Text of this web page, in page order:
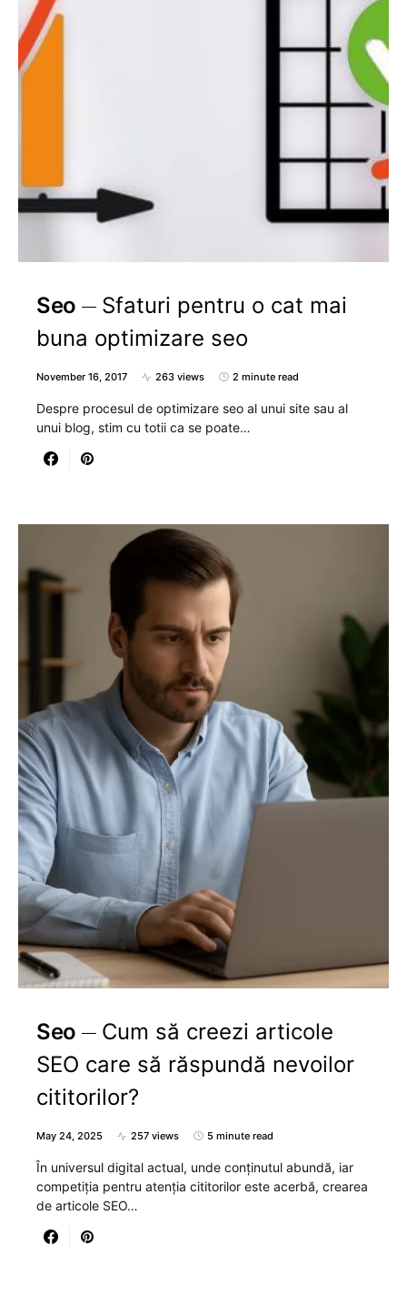
Seo
Sfaturi pentru o cat mai
buna optimizare seo
November 16, 2017 263 views 2 minute read
Despre procesul de optimizare seo al unui site sau al
unui blog, stim cu totii ca se poate…
Seo
Cum să creezi articole
SEO care să răspundă nevoilor
cititorilor?
May 24, 2025 257 views 5 minute read
În universul digital actual, unde conținutul abundă, iar
competiția pentru atenția cititorilor este acerbă, crearea
de articole SEO…